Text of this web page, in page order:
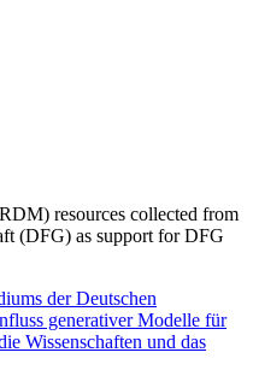
resources collected from
(DFG) as support for DFG
der Deutschen
generativer Modelle für
Wissenschaften und das